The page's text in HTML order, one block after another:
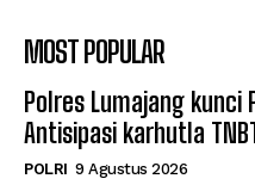
MOST POPULAR
Polres Lumajang kunci
Antisipasi karhutla
POLRI 9 Agustus 2026